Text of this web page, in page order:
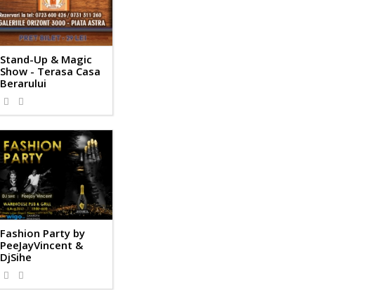
Stand-Up & Magic
Show - Terasa Casa
Berarului
Fashion Party by
PeeJayVincent &
DjSihe